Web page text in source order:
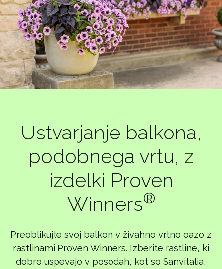
Ustvarjanje balkona,
podobnega vrtu, z
izdelki Proven
Winners®
Preoblikujte svoj balkon v živahno vrtno oazo z
rastlinami Proven Winners. Izberite rastline, ki
dobro uspevajo v posodah, kot so Sanvitalia,